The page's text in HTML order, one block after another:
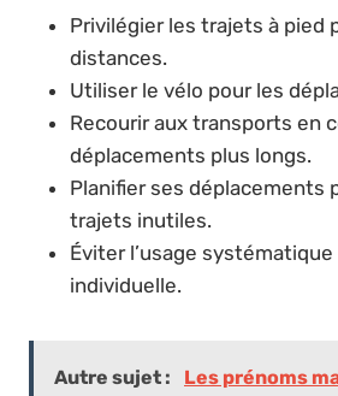
Privilégier les trajets à pied
distances.
Utiliser le vélo pour les
Recourir aux transports en
déplacements plus longs.
Planifier ses déplacements
trajets inutiles.
Éviter l’usage
individuelle.
Autre sujet :
Les prénoms